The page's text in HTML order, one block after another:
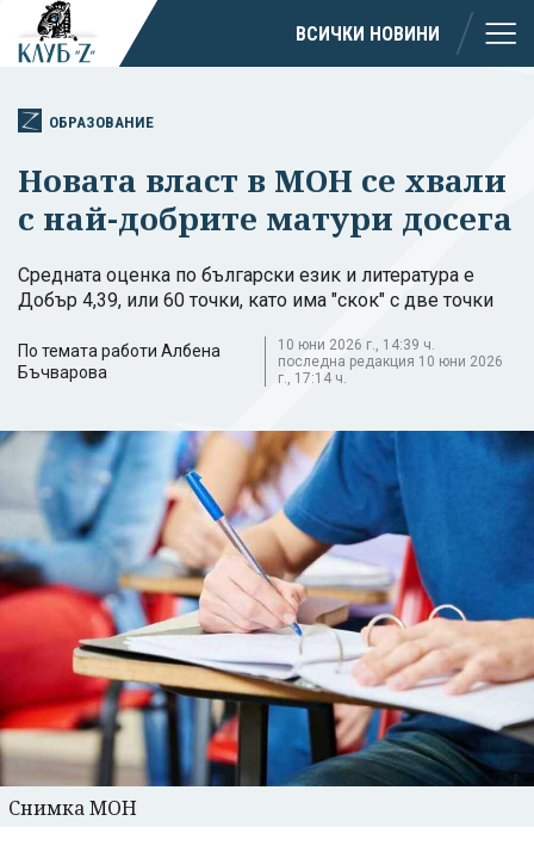
ВСИЧКИ НОВИНИ
ОБРАЗОВАНИЕ
Новата власт в МОН се хвали
с най-добрите матури досега
Средната оценка по български език и литература е
Добър 4,39, или 60 точки, като има "скок" с две точки
По темата работи Албена
Бъчварова
10 юни 2026 г., 14:39 ч.
последна редакция 10 юни 2026
г., 17:14 ч.
Снимка МОН